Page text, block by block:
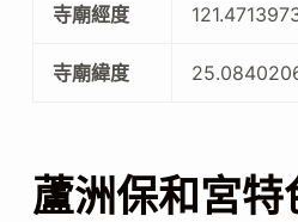
寺廟經度
寺廟緯度
蘆洲保和宮特